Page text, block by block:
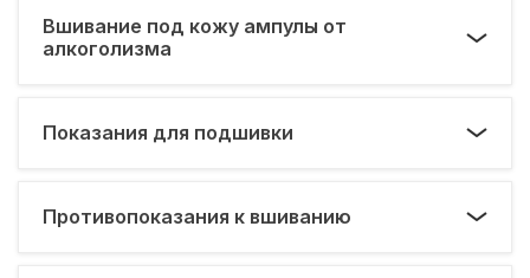
Вшивание под кожу ампулы от
алкоголизма
Показания для подшивки
Противопоказания к вшиванию